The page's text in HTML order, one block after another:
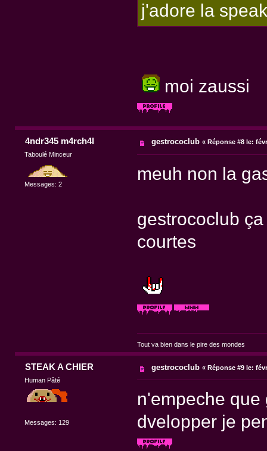
j'adore la
moi zaussi
4ndr345 m4rch4l
Taboulé Minceur
Messages: 2
gestrococlub «Réponse #8 le:
meuh non la
gestrococlub
courtes
Tout va bien dans le pire des mondes
STEAK A CHIER
Human Pâté
Messages: 129
gestrococlub «Réponse #9 le:
n'empeche que
dvelopper je